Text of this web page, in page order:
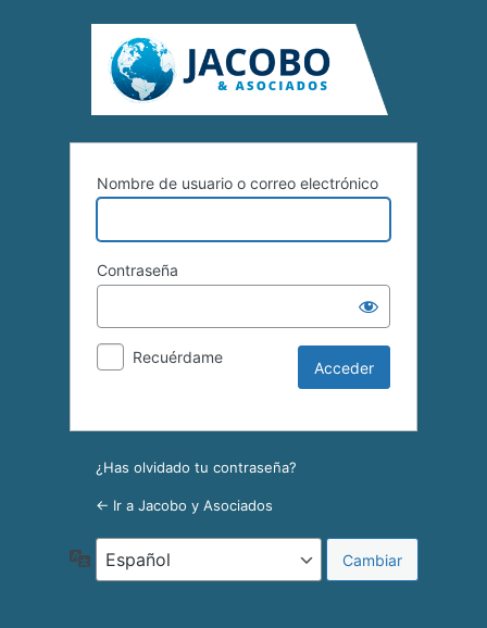
Nombre de usuario o correo electrónico
Contraseña
Recuérdame
¿Has olvidado tu contraseña?
← Ir a Jacobo y Asociados
Idioma